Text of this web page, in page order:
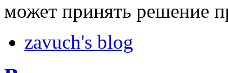
может принять решение
zavuch's blog